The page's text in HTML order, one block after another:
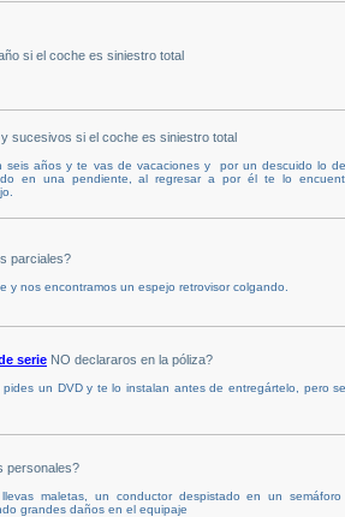
si el coche es siniestro total
sucesivos si el coche es siniestro total
seis años y te vas de vacaciones y por un descuido lo
en una pendiente, al regresar a por él te lo
parciales?
y nos encontramos un espejo retrovisor colgando.
serie NO declararos en la póliza?
pides un DVD y te lo instalan antes de entregártelo, pero
personales?
maletas, un conductor despistado en un
grandes daños en el equipaje